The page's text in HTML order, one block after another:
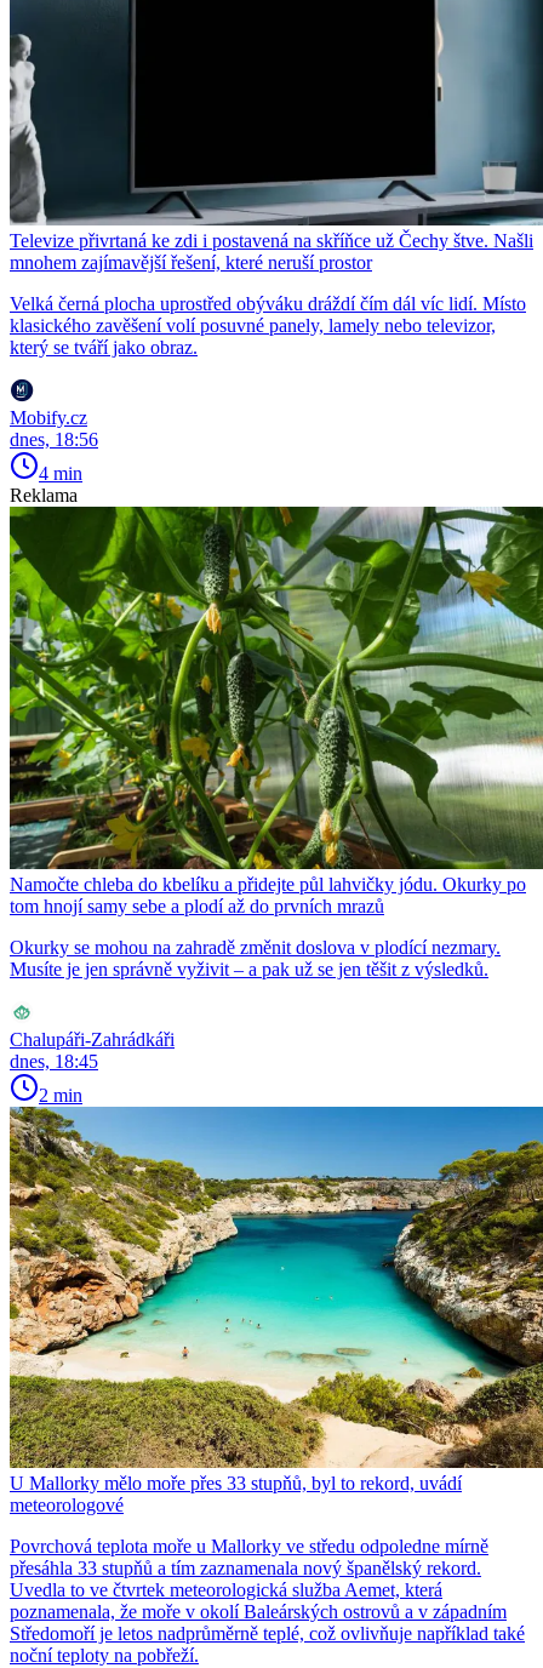
Televize přivrtaná ke zdi i postavená na skříňce už Čechy štve. Našli
mnohem zajímavější řešení, které neruší prostor
Velká černá plocha uprostřed obýváku dráždí čím dál víc lidí. Místo
klasického zavěšení volí posuvné panely, lamely nebo televizor,
který se tváří jako obraz.
Mobify.cz
dnes, 18:56
4 min
Reklama
Namočte chleba do kbelíku a přidejte půl lahvičky jódu. Okurky po
tom hnojí samy sebe a plodí až do prvních mrazů
Okurky se mohou na zahradě změnit doslova v plodící nezmary.
Musíte je jen správně vyživit – a pak už se jen těšit z výsledků.
Chalupáři-Zahrádkáři
dnes, 18:45
2 min
U Mallorky mělo moře přes 33 stupňů, byl to rekord, uvádí
meteorologové
Povrchová teplota moře u Mallorky ve středu odpoledne mírně
přesáhla 33 stupňů a tím zaznamenala nový španělský rekord.
Uvedla to ve čtvrtek meteorologická služba Aemet, která
poznamenala, že moře v okolí Baleárských ostrovů a v západním
Středomoří je letos nadprůměrně teplé, což ovlivňuje například také
noční teploty na pobřeží.